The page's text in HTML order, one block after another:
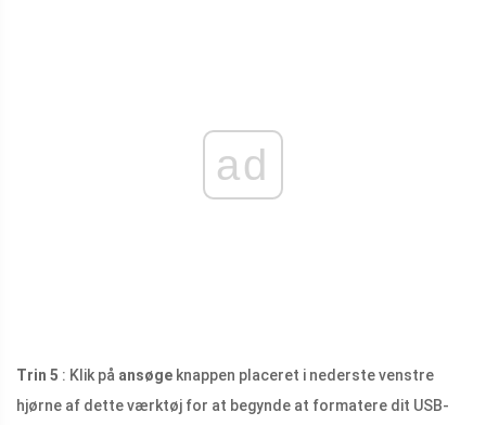
ad
Trin 5 : Klik på ansøge knappen placeret i nederste venstre
hjørne af dette værktøj for at begynde at formatere dit USB-